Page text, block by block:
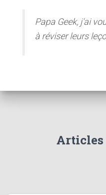
Papa Geek, j'ai
à réviser leurs